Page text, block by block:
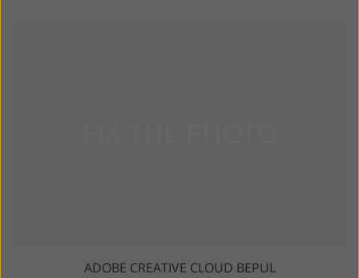
ADOBE CREATIVE CLOUD BEPUL